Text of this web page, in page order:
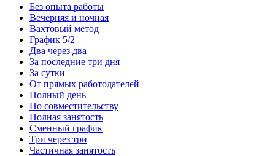
Без опыта работы
Вечерняя и ночная
Вахтовый метод
График 5/2
Два через два
За последние три дня
За сутки
От прямых работодателей
Полный день
По совместительству
Полная занятость
Сменный график
Три через три
Частичная занятость